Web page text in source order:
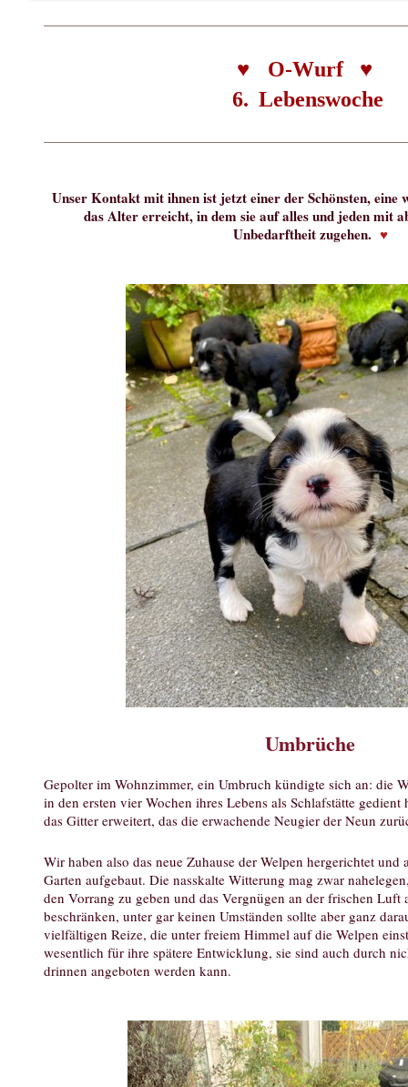
♥ O-Wurf ♥
6. Lebenswoche
Unser Kontakt mit ihnen ist jetzt einer der Schönsten, eine
das Alter erreicht, in dem sie auf alles und jeden mit
Unbedarftheit zugehen. ♥
Umbrüche
Gepolter im Wohnzimmer, ein Umbruch kündigte sich an: die
in den ersten vier Wochen ihres Lebens als Schlafstätte
das Gitter erweitert, das die erwachende Neugier der Neun
Wir haben also das neue Zuhause der Welpen hergerichtet
Garten aufgebaut. Die nasskalte Witterung mag zwar
den Vorrang zu geben und das Vergnügen an der frischen Luft
beschränken, unter gar keinen Umständen sollte aber ganz
vielfältigen Reize, die unter freiem Himmel auf die Welpen
wesentlich für ihre spätere Entwicklung, sie sind auch durch
drinnen angeboten werden kann.